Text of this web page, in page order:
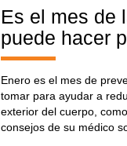
Es el mes de
puede hacer
Enero es el mes de
tomar para ayudar a
exterior del cuerpo,
consejos de su médico